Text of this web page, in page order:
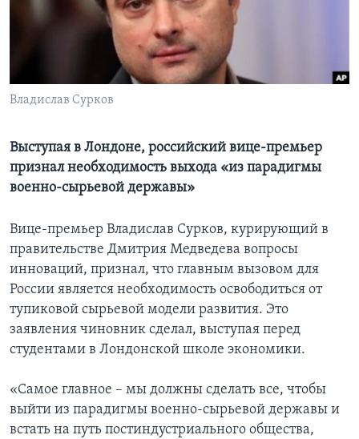
Learning English
Языки
Владислав Сурков
Выступая в Лондоне, российский вице-премьер
признал необходимость выхода «из парадигмы
военно-сырьевой державы»
Вице-премьер Владислав Сурков, курирующий в
правительстве Дмитрия Медведева вопросы
инноваций, признал, что главным вызовом для
России является необходимость освободиться от
тупиковой сырьевой модели развития. Это
заявления чиновник сделал, выступая перед
студентами в Лондонской школе экономики.
«Самое главное – мы должны сделать все, чтобы
выйти из парадигмы военно-сырьевой державы и
встать на путь постиндустриального общества,